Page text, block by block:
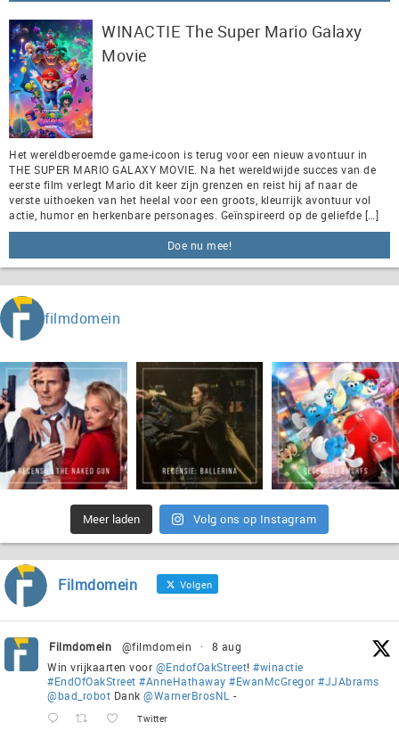
WINACTIE The Super Mario Galaxy
Movie
Het wereldberoemde game-icoon is terug voor een nieuw avontuur in
THE SUPER MARIO GALAXY MOVIE. Na het wereldwijde succes van de
eerste film verlegt Mario dit keer zijn grenzen en reist hij af naar de
verste uithoeken van het heelal voor een groots, kleurrijk avontuur vol
actie, humor en herkenbare personages. Geïnspireerd op de geliefde […]
Doe nu mee!
filmdomein
Meer laden Volg ons op Instagram
Filmdomein Volgen
Filmdomein @filmdomein ·
8 aug
Win vrijkaarten voor @EndofOakStreet! #winactie
#EndOfOakStreet #AnneHathaway #EwanMcGregor #JJAbrams
@bad_robot Dank @WarnerBrosNL -
Twitter